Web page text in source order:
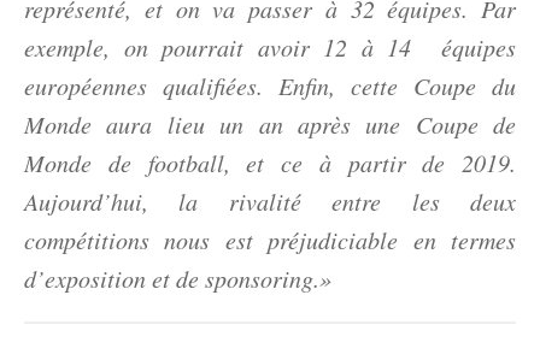
représenté, et on va passer à 32 équipes. Par
exemple, on pourrait avoir 12 à 14 équipes
européennes qualifiées. Enfin, cette Coupe du
Monde aura lieu un an après une Coupe de
Monde de football, et ce à partir de 2019.
Aujourd’hui, la rivalité entre les deux
compétitions nous est préjudiciable en termes
d’exposition et de sponsoring.»